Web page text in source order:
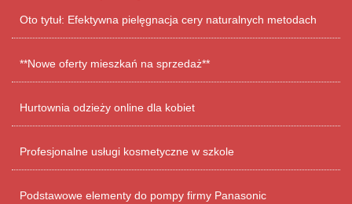
Oto tytuł: Efektywna pielęgnacja cery naturalnych metodach
**Nowe oferty mieszkań na sprzedaż**
Hurtownia odzieży online dla kobiet
Profesjonalne usługi kosmetyczne w szkole
Podstawowe elementy do pompy firmy Panasonic